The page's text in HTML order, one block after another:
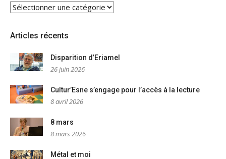
CATÉGORIES
Articles récents
Disparition d’Eriamel
26 juin 2026
Cultur’Esne s’engage pour l’accès à la lecture
8 avril 2026
8 mars
8 mars 2026
Métal et moi